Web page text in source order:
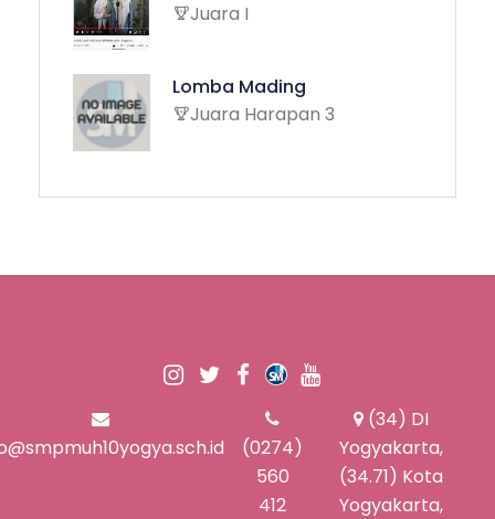
Juara I
Lomba Mading
Juara Harapan 3
(0274)
560
412
(34) DI
Yogyakarta,
(34.71) Kota
Yogyakarta,